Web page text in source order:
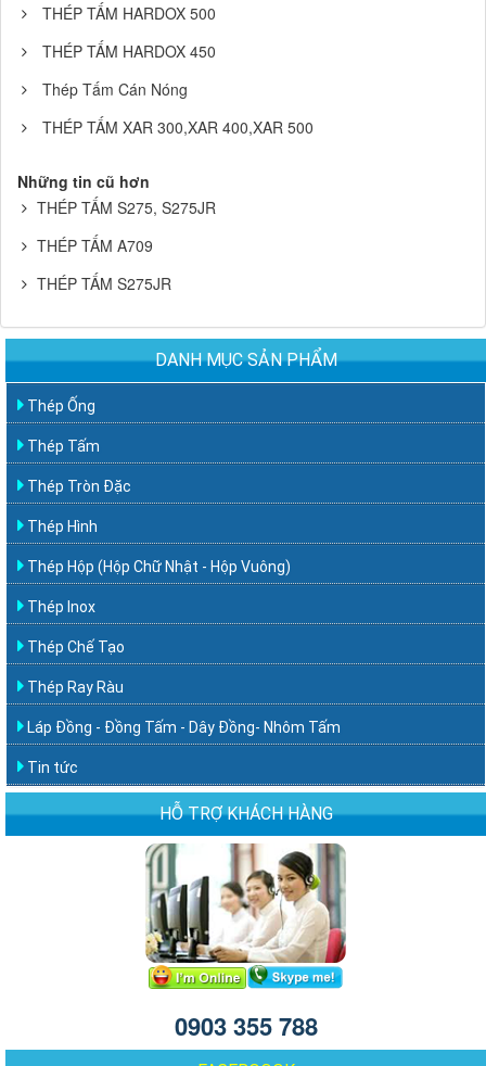
THÉP TẤM HARDOX 500
THÉP TẤM HARDOX 450
Thép Tấm Cán Nóng
THÉP TẤM XAR 300,XAR 400,XAR 500
Những tin cũ hơn
THÉP TẤM S275, S275JR
THÉP TẤM A709
THÉP TẤM S275JR
DANH MỤC SẢN PHẨM
Thép Ống
Thép Tấm
Thép Tròn Đặc
Thép Hình
Thép Hộp (Hộp Chữ Nhật - Hộp Vuông)
Thép Inox
Thép Chế Tạo
Thép Ray Ràu
Láp Đồng - Đồng Tấm - Dây Đồng- Nhôm Tấm
Tin tức
HỖ TRỢ KHÁCH HÀNG
0903 355 788